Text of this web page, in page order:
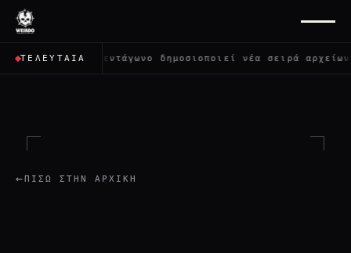
ΤΕΛΕΥΤΑΊΑ
✦ Το Πεντάγωνο δημοσιοποιεί νέα σειρά αρχείων
←ΠΊΣΩ ΣΤΗΝ ΑΡΧΙΚΉ